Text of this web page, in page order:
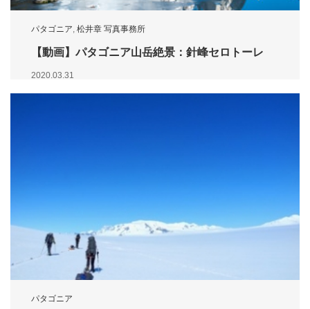
パタゴニア, 松井章 写真事務所
【動画】パタゴニア山岳絶景：針峰セロトーレ
2020.03.31
パタゴニア